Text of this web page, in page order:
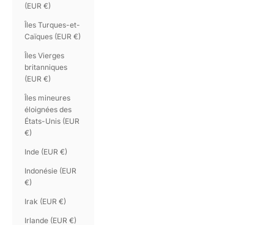
(EUR €)
Îles Turques-et-
Caïques (EUR €)
Îles Vierges
britanniques
(EUR €)
Îles mineures
éloignées des
États-Unis (EUR
€)
Inde (EUR €)
Indonésie (EUR
€)
Irak (EUR €)
Irlande (EUR €)